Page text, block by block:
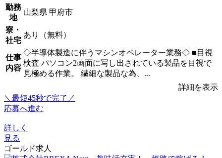
勤務
地
山梨県 甲府市
寮・
社宅
あり（無料）
仕事
内容
◇半導体製造に伴うマシンオペレーター業務◇ ■目視
検査 パソコン2画面に写し出されている製品を目視で
見極める作業。 繊細な製品な為、...
詳細を表示
＼最短45秒で完了／
応募へ進む
詳しく
見る
ゴールド求人